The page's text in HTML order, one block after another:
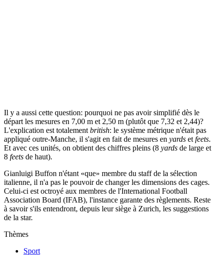
Il y a aussi cette question: pourquoi ne pas avoir simplifié dès le
départ les mesures en 7,00 m et 2,50 m (plutôt que 7,32 et 2,44)?
L'explication est totalement british: le système métrique n'était pas
appliqué outre-Manche, il s'agit en fait de mesures en yards et feets.
Et avec ces unités, on obtient des chiffres pleins (8 yards de large et
8 feets de haut).
Gianluigi Buffon n'étant «que» membre du staff de la sélection
italienne, il n'a pas le pouvoir de changer les dimensions des cages.
Celui-ci est octroyé aux membres de l'International Football
Association Board (IFAB), l'instance garante des règlements. Reste
à savoir s'ils entendront, depuis leur siège à Zurich, les suggestions
de la star.
Thèmes
Sport